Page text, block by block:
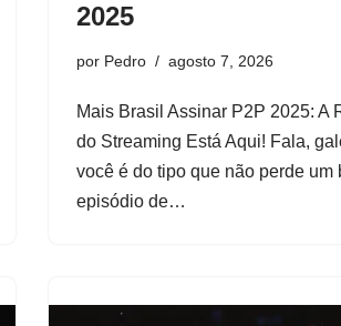
2025
por Pedro agosto 7, 2026
Mais Brasil Assinar P2P 2025: A
do Streaming Está Aqui! Fala,
você é do tipo que não perde um
episódio de…